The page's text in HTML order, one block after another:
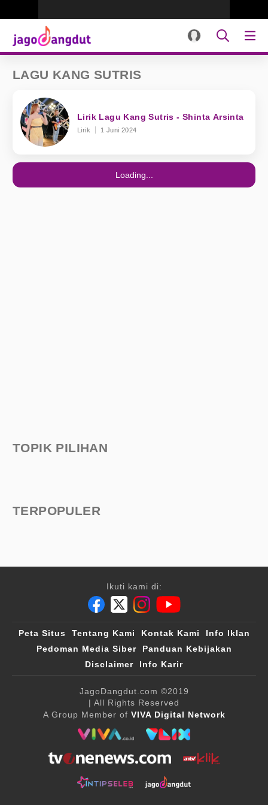
LAGU KANG SUTRIS
Lirik Lagu Kang Sutris - Shinta Arsinta
Lirik 1 Juni 2024
Loading...
TOPIK PILIHAN
TERPOPULER
Ikuti kami di:
Peta Situs Tentang Kami Kontak Kami
Info Iklan
Pedoman Media Siber
Panduan Kebijakan
Disclaimer
Info Karir
JagoDangdut.com ©2019
| All Rights Reserved
A Group Member of VIVA Digital Network